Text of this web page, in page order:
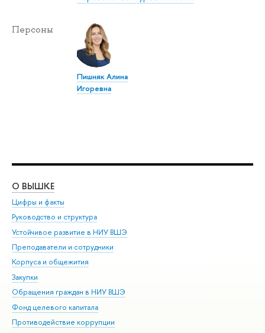
Персоны
Пишняк Алина
Игоревна
О ВЫШКЕ
Цифры и факты
Руководство и структура
Устойчивое развитие в НИУ ВШЭ
Преподаватели и сотрудники
Корпуса и общежития
Закупки
Обращения граждан в НИУ ВШЭ
Фонд целевого капитала
Противодействие коррупции